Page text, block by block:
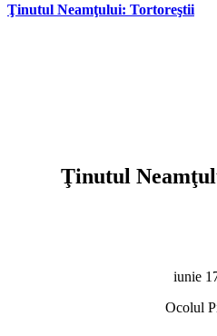
Ţinutul Neamţului: Tortoreştii
Ţinutul
iunie
Ocolul